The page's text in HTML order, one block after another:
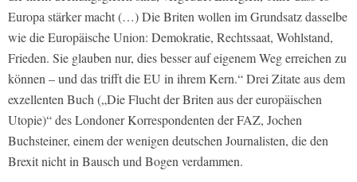
Europa stärker macht (…) Die Briten wollen im Grundsatz dasselbe
wie die Europäische Union: Demokratie, Rechtssaat, Wohlstand,
Frieden. Sie glauben nur, dies besser auf eigenem Weg erreichen zu
können – und das trifft die EU in ihrem Kern.“ Drei Zitate aus dem
exzellenten Buch („Die Flucht der Briten aus der europäischen
Utopie)“ des Londoner Korrespondenten der FAZ, Jochen
Buchsteiner, einem der wenigen deutschen Journalisten, die den
Brexit nicht in Bausch und Bogen verdammen.